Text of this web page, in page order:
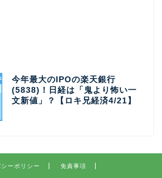
今年最大のIPOの楽天銀行
(5838)！日経は「鬼より怖い一
文新値」？【ロキ兄経済4/21】
ーポリシー 免責事項